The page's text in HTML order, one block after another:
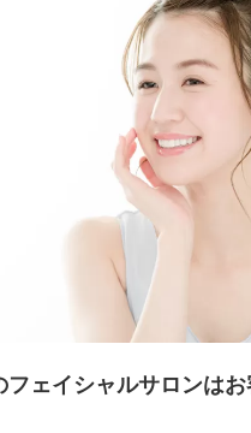
フェイシャルサロンは